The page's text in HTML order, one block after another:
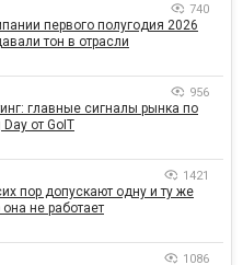
740
первого полугодия 2026
тон в отрасли
956
главные сигналы рынка по
от GoIT
1421
пор допускают одну и ту же
не работает
1086